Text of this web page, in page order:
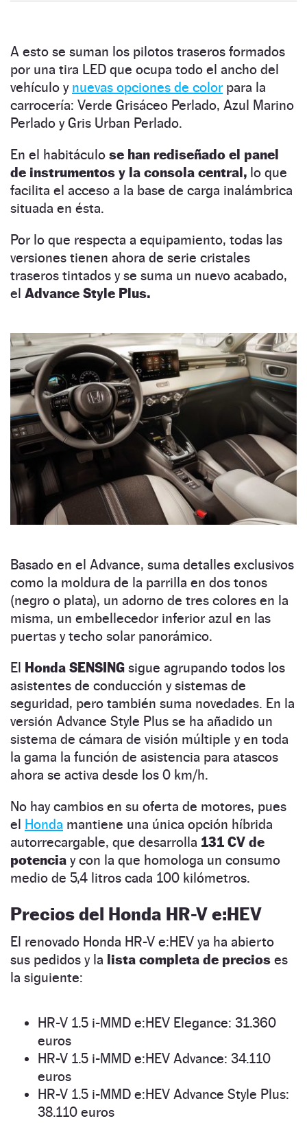
A esto se suman los pilotos traseros formados
por una tira LED que ocupa todo el ancho del
vehículo y nuevas opciones de color para la
carrocería: Verde Grisáceo Perlado, Azul Marino
Perlado y Gris Urban Perlado.
En el habitáculo se han rediseñado el panel
de instrumentos y la consola central, lo que
facilita el acceso a la base de carga inalámbrica
situada en ésta.
Por lo que respecta a equipamiento, todas las
versiones tienen ahora de serie cristales
traseros tintados y se suma un nuevo acabado,
el Advance Style Plus.
Basado en el Advance, suma detalles exclusivos
como la moldura de la parrilla en dos tonos
(negro o plata), un adorno de tres colores en la
misma, un embellecedor inferior azul en las
puertas y techo solar panorámico.
El Honda SENSING sigue agrupando todos los
asistentes de conducción y sistemas de
seguridad, pero también suma novedades. En la
versión Advance Style Plus se ha añadido un
sistema de cámara de visión múltiple y en toda
la gama la función de asistencia para atascos
ahora se activa desde los 0 km/h.
No hay cambios en su oferta de motores, pues
el Honda mantiene una única opción híbrida
autorrecargable, que desarrolla 131 CV de
potencia y con la que homologa un consumo
medio de 5,4 litros cada 100 kilómetros.
Precios del Honda HR-V e:HEV
El renovado Honda HR-V e:HEV ya ha abierto
sus pedidos y la lista completa de precios es
la siguiente:
HR-V 1.5 i-MMD e:HEV Elegance: 31.360
euros
HR-V 1.5 i-MMD e:HEV Advance: 34.110
euros
HR-V 1.5 i-MMD e:HEV Advance Style Plus:
38.110 euros